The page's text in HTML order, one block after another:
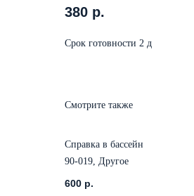
380 р.
Срок готовности 2 д
Смотрите также
Справка в бассейн
90-019, Другое
600 р.